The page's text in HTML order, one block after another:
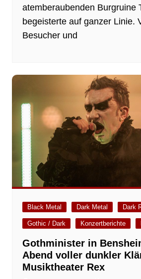
atemberaubenden Burgruine
begeisterte auf ganzer Linie.
Besucher und
Black Metal Dark Metal Dark
Gothic / Dark Konzertberichte
Gothminister in
Abend voller dunkler
Musiktheater Rex